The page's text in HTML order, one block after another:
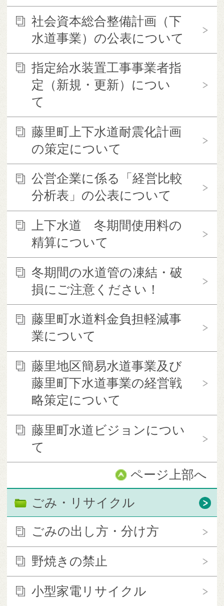
社会資本総合整備計画（下
水道事業）の公表について
指定給水装置工事事業者指
定（新規・更新）につい
て
藤里町上下水道耐震化計画
の策定について
公営企業に係る「経営比較
分析表」の公表について
上下水道 冬期間使用料の
精算について
冬期間の水道管の凍結・破
損にご注意ください！
藤里町水道料金負担軽減事
業について
藤里地区簡易水道事業及び
藤里町下水道事業の経営戦
略策定について
藤里町水道ビジョンについ
て
ページ上部へ
ごみ・リサイクル
ごみの出し方・分け方
野焼きの禁止
小型家電リサイクル